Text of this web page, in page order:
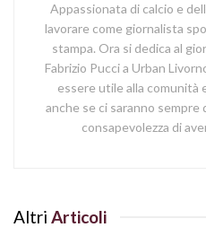
Appassionata di calcio e
lavorare come giornalista
stampa. Ora si dedica al
Fabrizio Pucci a Urban
essere utile alla comunità
anche se ci saranno sempre
consapevolezza di
Altri Articoli